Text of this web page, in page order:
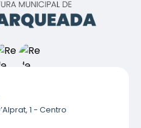
1 - Centro